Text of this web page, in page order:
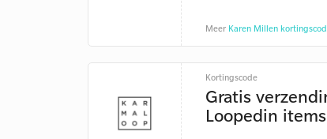
Meer Karen Millen
Kortingscode
Gratis
Loopedin items